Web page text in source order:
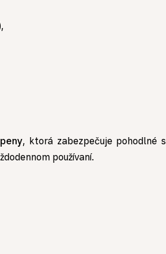
, ktorá zabezpečuje pohodlné
používaní.